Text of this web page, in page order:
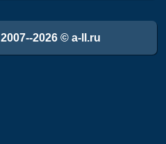
2007--2026 © a-ll.ru